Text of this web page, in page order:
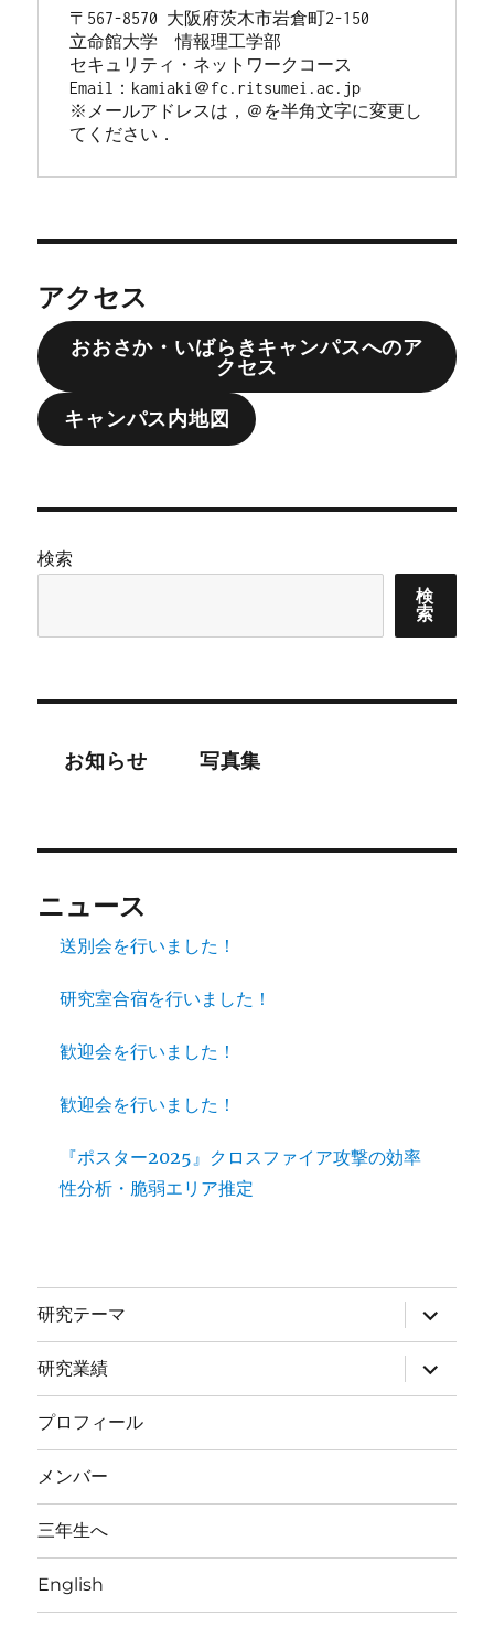
〒567-8570 大阪府茨木市岩倉町2-150
立命館大学　情報理工学部
セキュリティ・ネットワークコース
Email：kamiaki＠fc.ritsumei.ac.jp
※メールアドレスは，＠を半角文字に変更し
てください．
アクセス
おおさか・いばらきキャンパスへのア
クセス
キャンパス内地図
検索
検
索
お知らせ 写真集
ニュース
送別会を行いました！
研究室合宿を行いました！
歓迎会を行いました！
歓迎会を行いました！
『ポスター2025』クロスファイア攻撃の効率
性分析・脆弱エリア推定
研究テーマ
サ
ブ
メ
ニ
ュ
ー
開
研究業績
サ
ブ
メ
ー
開
プロフィール
メンバー
三年生へ
English